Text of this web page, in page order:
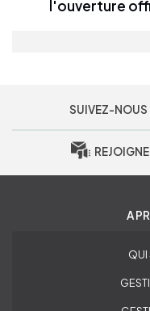
l'ouverture
SUIVEZ-NOUS
A
QUI